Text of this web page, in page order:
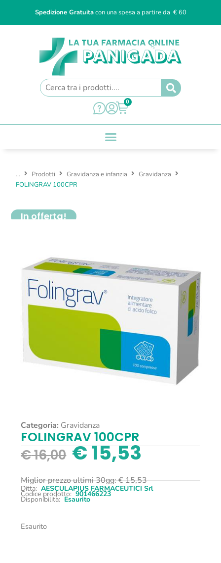
Spedizione Gratuitacon una spesa a partire da € 60
0
... Prodotti Gravidanza e infanzia
Gravidanza
FOLINGRAV 100CPR
In offerta!
Categoria: Gravidanza
FOLINGRAV 100CPR
€16,00 €15,53
Miglior prezzo ultimi 30gg:€15,53
Ditta: AESCULAPIUS FARMACEUTICI Srl
Codice prodotto: 901466223
Disponibilità: Esaurito
Esaurito